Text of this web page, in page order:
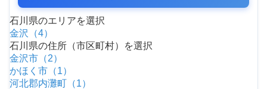
石川県のエリアを選択
金沢（4）
石川県の住所（市区町村）を選択
金沢市（2）
かほく市（1）
河北郡内灘町（1）